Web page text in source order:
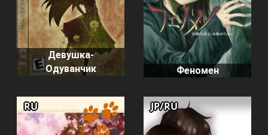
Девушка-
Одуванчик
Феномен
RU JP/RU